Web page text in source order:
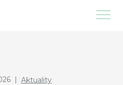
| Aktuality